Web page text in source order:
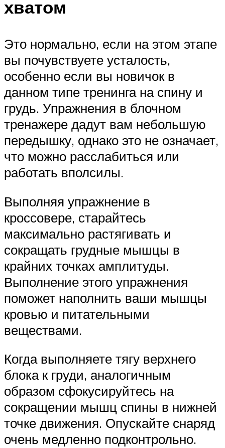
хватом
Это нормально, если на этом этапе
вы почувствуете усталость,
особенно если вы новичок в
данном типе тренинга на спину и
грудь. Упражнения в блочном
тренажере дадут вам небольшую
передышку, однако это не означает,
что можно расслабиться или
работать вполсилы.
Выполняя упражнение в
кроссовере, старайтесь
максимально растягивать и
сокращать грудные мышцы в
крайних точках амплитуды.
Выполнение этого упражнения
поможет наполнить ваши мышцы
кровью и питательными
веществами.
Когда выполняете тягу верхнего
блока к груди, аналогичным
образом сфокусируйтесь на
сокращении мышц спины в нижней
точке движения. Опускайте снаряд
очень медленно подконтрольно.